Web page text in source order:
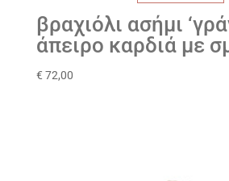
βραχιόλι ασήμι
άπειρο καρδιά με
€ 72,00